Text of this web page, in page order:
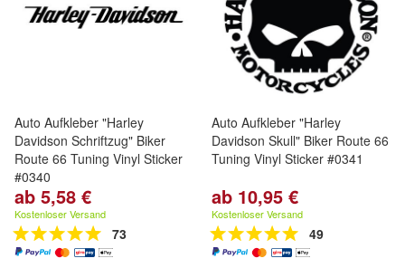
Auto Aufkleber "Harley
Davidson Schriftzug" Biker
Route 66 Tuning Vinyl Sticker
#0340
ab 5,58 €
Kostenloser Versand
73
Auto Aufkleber "Harley
Davidson Skull" Biker Route 66
Tuning Vinyl Sticker #0341
ab 10,95 €
Kostenloser Versand
49